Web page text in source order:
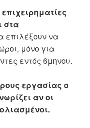
επιχειρηματίες
στα
επιλέξουν να
μόνο για
εντός 6μηνου.
εργασίας ο
αν οι